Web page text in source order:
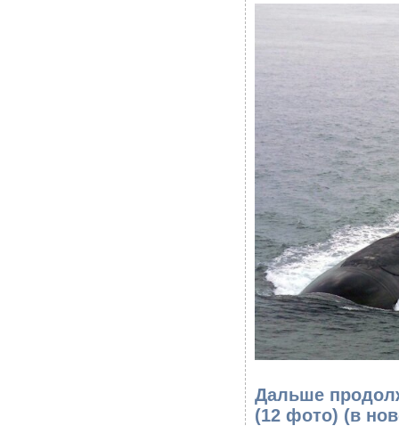
Дальше
(12 фото) (в